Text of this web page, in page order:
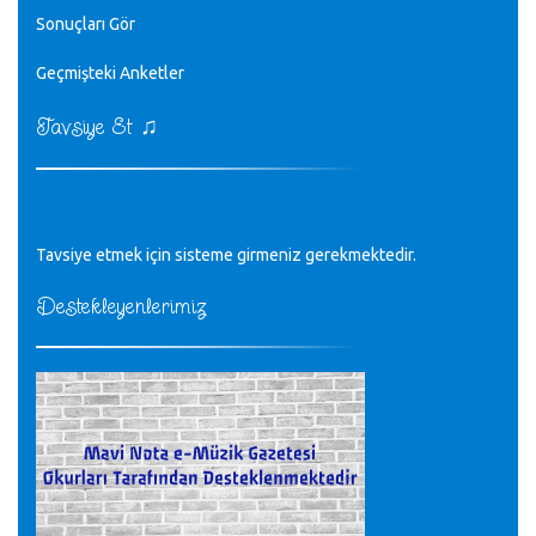
♪
sayın müfit bey bilgilerinizi kontrol edi 6440 sayılı cso
CÜNEYT BALKIZ - 15.11.2022
Sonuçları Gör
Geçmişteki Anketler
Tavsiye Et ♫
Tavsiye etmek için sisteme girmeniz gerekmektedir.
Destekleyenlerimiz